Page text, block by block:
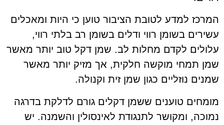
המרכז למדע לטובת הציבור טוען כי היות ומאכלים
עשירים בשומן רווי ודלים בשומן רב בלתי רווי,
עלולים לקדם מחלות לב. שמן דקל טוב יותר מאשר
שמן תמחי מוקשה חלקית, אך מזיק יותר מאשר
שמנים נוזליים כגון שמן זית וקנולה.
מומחים טוענים ששמן דקלים גורם לדלקת בדרגה
נמוכה, ומקושר לתנגודת לאינסולין והשמנה. יש